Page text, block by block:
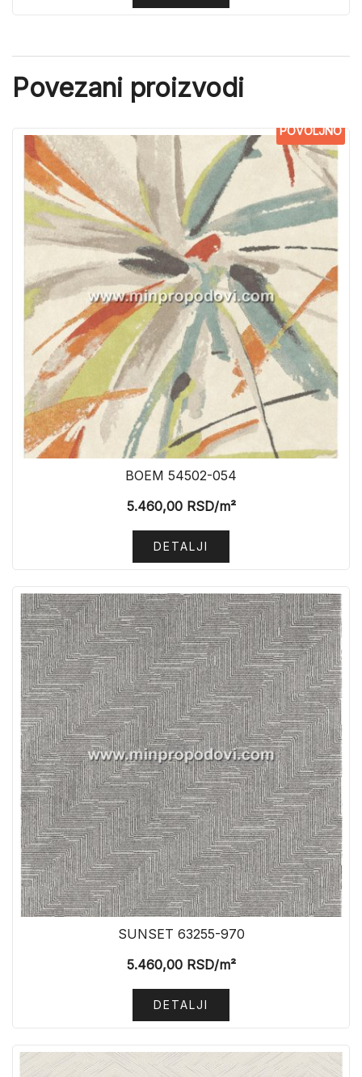
Povezani proizvodi
POVOLJNO
BOEM 54502-054
5.460,00RSD/m²
DETALJI
SUNSET 63255-970
5.460,00RSD/m²
DETALJI